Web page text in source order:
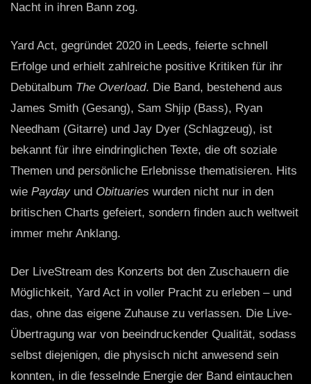
Nacht in ihren Bann zog.
Yard Act, gegründet 2020 in Leeds, feierte schnell
Erfolge und erhielt zahlreiche positive Kritiken für ihr
Debütalbum The Overload. Die Band, bestehend aus
James Smith (Gesang), Sam Shjip (Bass), Ryan
Needham (Gitarre) und Jay Dyer (Schlagzeug), ist
bekannt für ihre eindringlichen Texte, die oft soziale
Themen und persönliche Erlebnisse thematisieren. Hits
wie Payday und Obituaries wurden nicht nur in den
britischen Charts gefeiert, sondern finden auch weltweit
immer mehr Anklang.
Der LiveStream des Konzerts bot den Zuschauern die
Möglichkeit, Yard Act in voller Pracht zu erleben – und
das, ohne das eigene Zuhause zu verlassen. Die Live-
Übertragung war von beeindruckender Qualität, sodass
selbst diejenigen, die physisch nicht anwesend sein
konnten, in die fesselnde Energie der Band eintauchen